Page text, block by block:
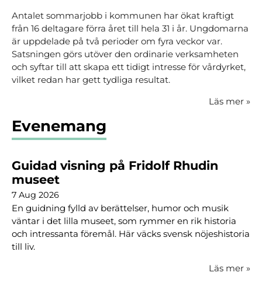
Antalet sommarjobb i kommunen har ökat kraftigt
från 16 deltagare förra året till hela 31 i år. Ungdomarna
är uppdelade på två perioder om fyra veckor var.
Satsningen görs utöver den ordinarie verksamheten
och syftar till att skapa ett tidigt intresse för vårdyrket,
vilket redan har gett tydliga resultat.
Läs mer »
Evenemang
Guidad visning på Fridolf Rhudin
museet
7 Aug 2026
En guidning fylld av berättelser, humor och musik
väntar i det lilla museet, som rymmer en rik historia
och intressanta föremål. Här väcks svensk nöjeshistoria
till liv.
Läs mer »